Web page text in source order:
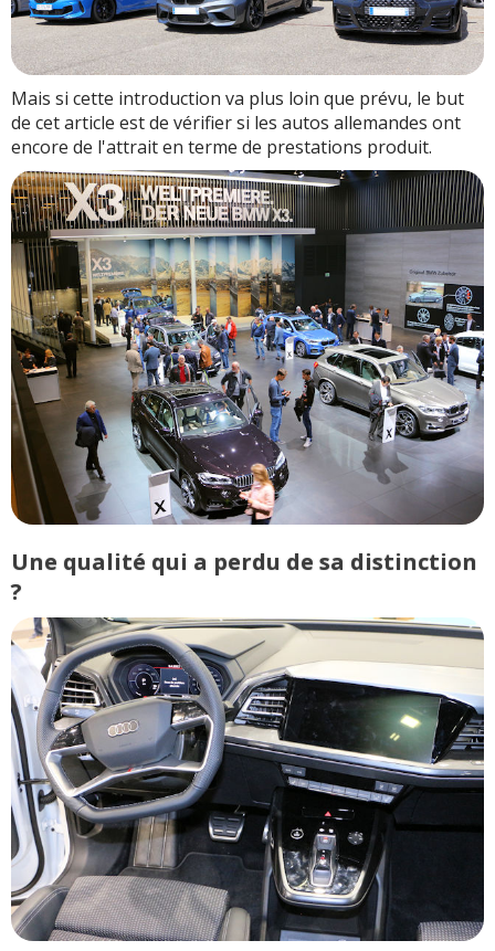
Mais si cette introduction va plus loin que prévu, le but
de cet article est de vérifier si les autos allemandes ont
encore de l'attrait en terme de prestations produit.
Une qualité qui a perdu de sa distinction
?